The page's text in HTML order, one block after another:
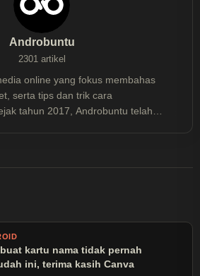
Androbuntu
2301 artikel
online yang fokus membahas
serta tips dan trik cara
tahun 2017, Androbuntu telah
kartu nama tidak pernah
ini, terima kasih Canva